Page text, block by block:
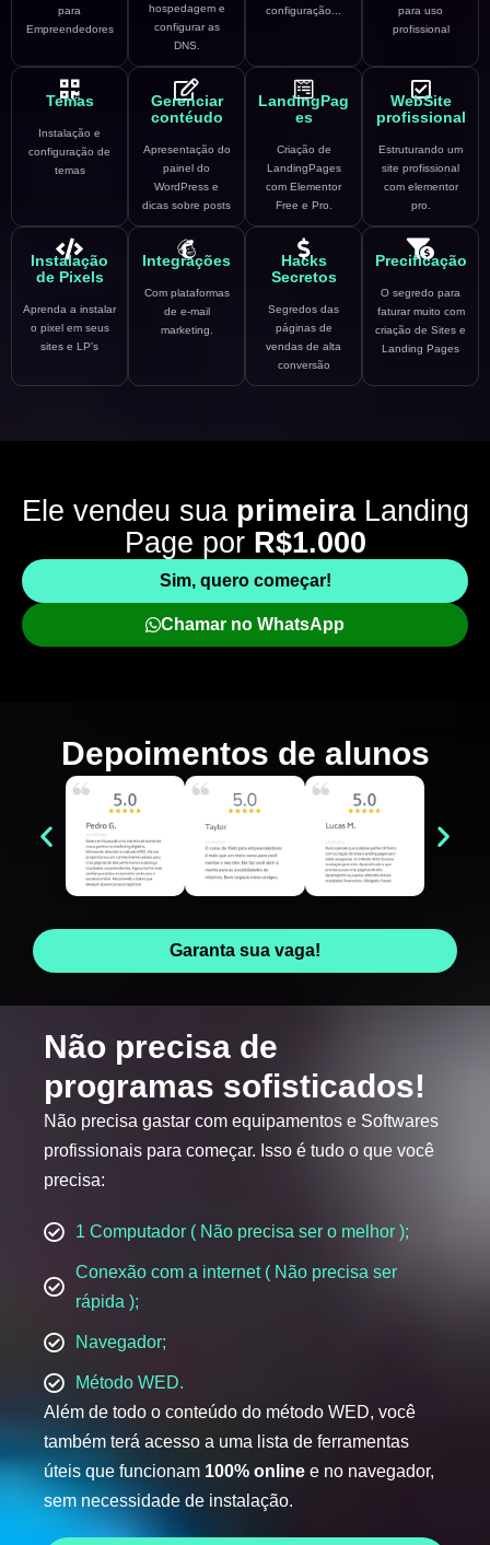
para
Empreendedores
hospedagem e
configurar as
DNS.
configuração...
para uso
profissional
Temas
Instalação e
configuração de
temas
Gerenciar
contéudo
Apresentação do
painel do
WordPress e
dicas sobre posts
LandingPag
es
Criação de
LandingPages
com Elementor
Free e Pro.
WebSite
profissional
Estruturando um
site profissional
com elementor
pro.
Instalação
de Pixels
Aprenda a instalar
o pixel em seus
sites e LP's
Integrações
Com plataformas
de e-mail
marketing.
Hacks
Secretos
Segredos das
páginas de
vendas de alta
conversão
Precificação
O segredo para
faturar muito com
criação de Sites e
Landing Pages
Ele vendeu sua primeira Landing
Page por R$1.000
Sim, quero começar!
Chamar no WhatsApp
Depoimentos de alunos
Garanta sua vaga!
Não precisa de
programas sofisticados!
Não precisa gastar com equipamentos e Softwares
profissionais para começar. Isso é tudo o que você
precisa:
1 Computador ( Não precisa ser o melhor );
Conexão com a internet ( Não precisa ser
rápida );
Navegador;
Método WED.
Além de todo o conteúdo do método WED, você
também terá acesso a uma lista de ferramentas
úteis que funcionam 100% online e no navegador,
sem necessidade de instalação.